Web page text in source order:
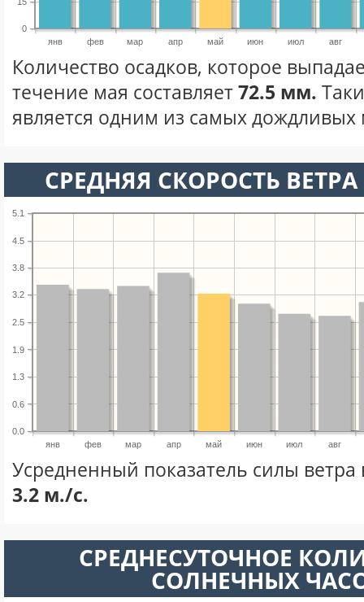
янв фев мар апр май июн июл авг
0
Количество осадков, которое
течение мая составляет72.5 мм.
является одним из самых дождливых
СРЕДНЯЯ СКОРОСТЬ
янв фев мар апр май июн июл авг
0.0
0.6
1.3
1.9
2.5
3.2
3.8
4.5
5.1
Усредненный показатель силы ветра
3.2 м./с.
СРЕДНЕСУТОЧНОЕ
СОЛНЕЧНЫХ